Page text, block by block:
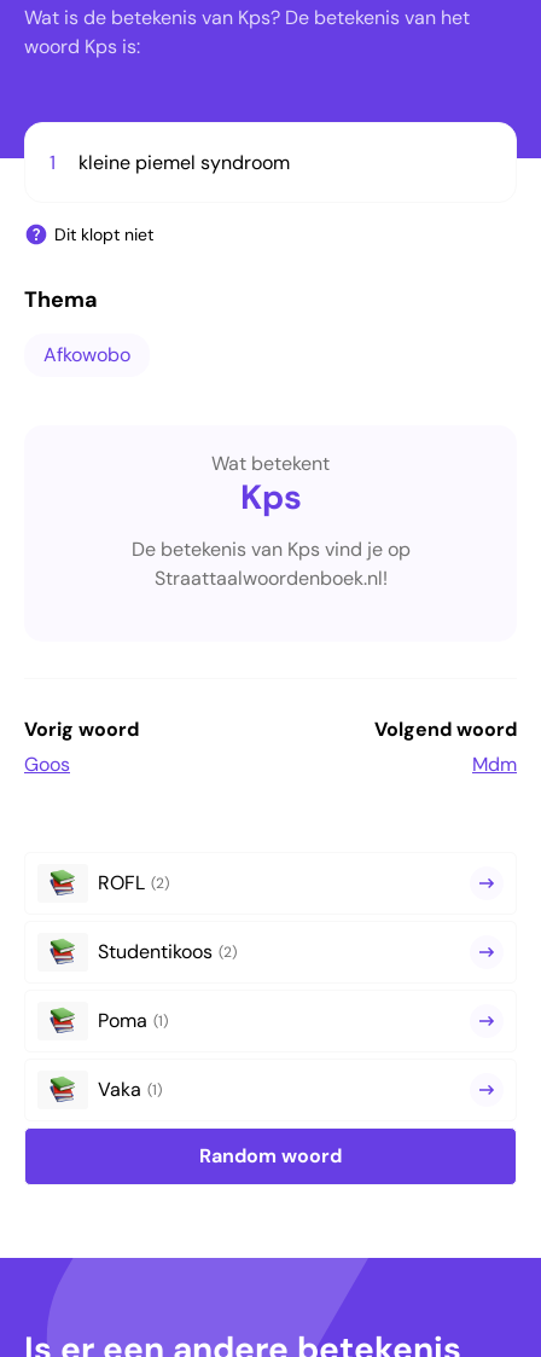
Wat is de betekenis van Kps? De betekenis van het
woord Kps is:
1 kleine piemel syndroom
Dit klopt niet
Thema
Afkowobo
Wat betekent
Kps
De betekenis van Kps vind je op
Straattaalwoordenboek.nl!
Vorig woord
Goos
Volgend woord
Mdm
ROFL (2)
Studentikoos (2)
Poma (1)
Vaka (1)
Random woord